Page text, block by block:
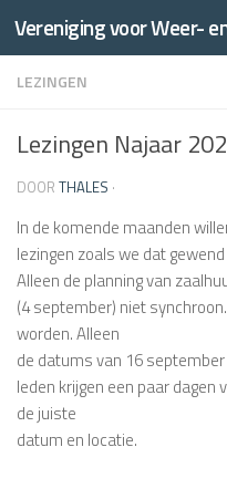
Doorgaan naar inhoud
LEZINGEN
Lezingen Najaar
DOOR THALES ·
In de komende maanden
lezingen zoals we dat
Alleen de planning van
(4 september) niet
worden. Alleen
de datums van 16
leden krijgen een paar dagen
de juiste
datum en locatie.